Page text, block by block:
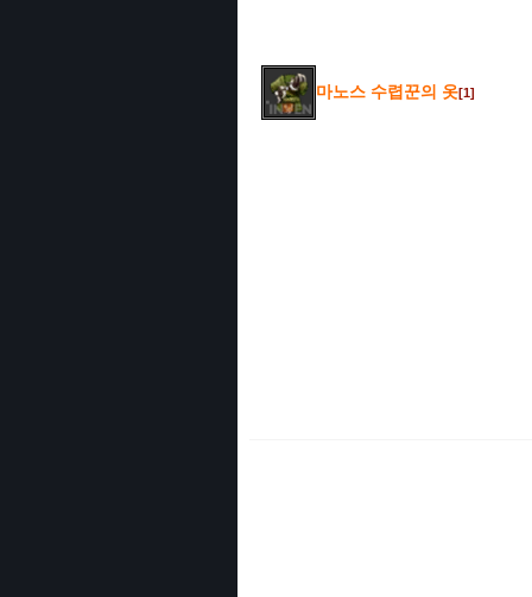
마노스 수렵꾼의 옷[1]